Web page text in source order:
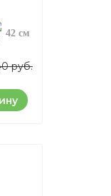
42 см
руб.